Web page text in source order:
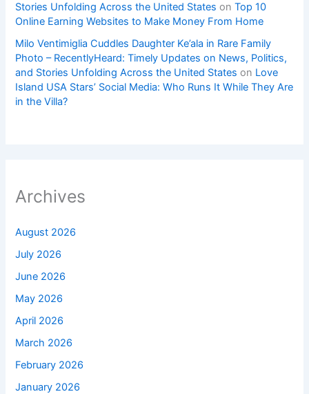
Stories Unfolding Across the United States onTop 10
Online Earning Websites to Make Money From Home
Milo Ventimiglia Cuddles Daughter Ke’ala in Rare Family
Photo – RecentlyHeard: Timely Updates on News, Politics,
and Stories Unfolding Across the United States on Love
Island USA Stars’ Social Media: Who Runs It While They Are
in the Villa?
Archives
August 2026
July 2026
June 2026
May 2026
April 2026
March 2026
February 2026
January 2026